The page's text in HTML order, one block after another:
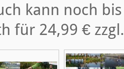
kann noch
für 24,99 €